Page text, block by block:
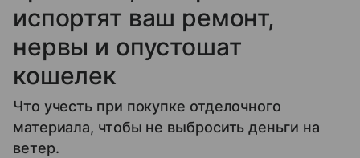
испортят ваш ремонт,
нервы и опустошат
кошелек
Что учесть при покупке отделочного
материала, чтобы не выбросить деньги на
ветер.